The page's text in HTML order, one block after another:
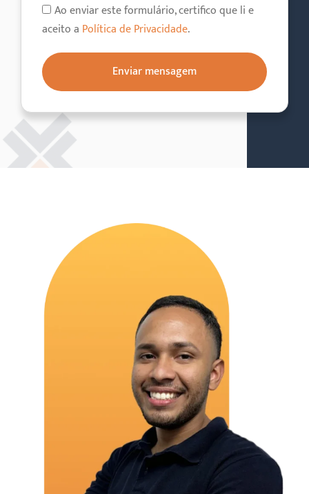
Ao enviar este formulário, certifico que li e
aceito a Política de Privacidade.
Enviar mensagem